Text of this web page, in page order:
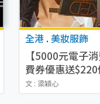
全港 .美妝服飾
【5000元電子
費券優惠送
住宿 莎莎/卓
悅/Colourmix/
文 : 梁穎心